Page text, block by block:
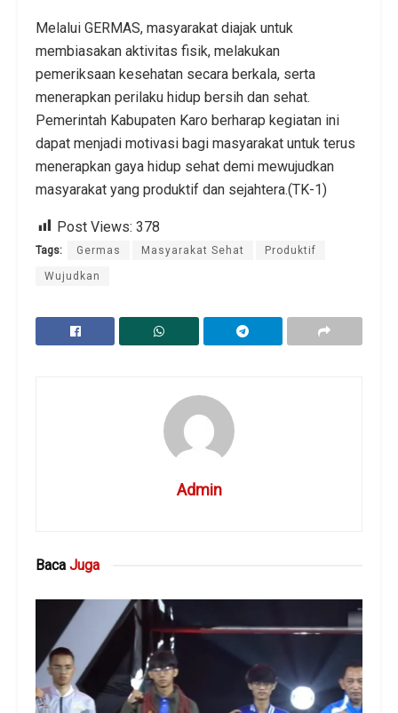
Melalui GERMAS, masyarakat diajak untuk
membiasakan aktivitas fisik, melakukan
pemeriksaan kesehatan secara berkala, serta
menerapkan perilaku hidup bersih dan sehat.
Pemerintah Kabupaten Karo berharap kegiatan ini
dapat menjadi motivasi bagi masyarakat untuk terus
menerapkan gaya hidup sehat demi mewujudkan
masyarakat yang produktif dan sejahtera.(TK-1)
Post Views: 378
Tags: Germas Masyarakat Sehat Produktif
Wujudkan
Admin
Baca Juga